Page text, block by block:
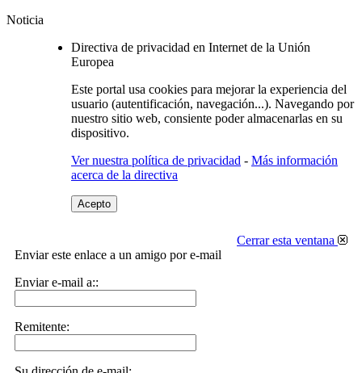
Noticia
Directiva de privacidad en Internet de la Unión
Europea
Este portal usa cookies para mejorar la experiencia del
usuario (autentificación, navegación...). Navegando por
nuestro sitio web, consiente poder almacenarlas en su
dispositivo.
Ver nuestra política de privacidad - Más información
acerca de la directiva
Acepto
Cerrar esta ventana
Enviar este enlace a un amigo por e-mail
Enviar e-mail a::
Remitente: